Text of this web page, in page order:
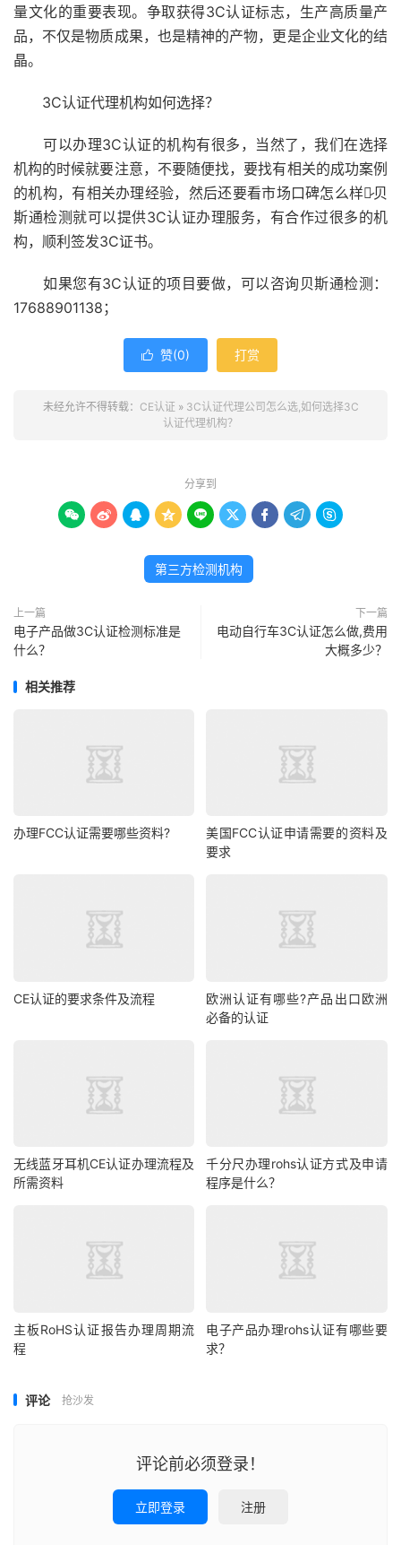
量文化的重要表现。争取获得3C认证标志，生产高质量产
品，不仅是物质成果，也是精神的产物，更是企业文化的结
晶。
3C认证代理机构如何选择？
可以办理3C认证的机构有很多，当然了，我们在选择
机构的时候就要注意，不要随便找，要找有相关的成功案例
的机构，有相关办理经验，然后还要看市场口碑怎么样，̷贝
斯通检测就可以提供3C认证办理服务，有合作过很多的机
构，顺利签发3C证书。
如果您有3C认证的项目要做，可以咨询贝斯通检测：
17688901138；
 赞(0) 打赏
未经允许不得转载： CE认证 » 3C认证代理公司怎么选,如何选择3C
认证代理机构？
分享到
        
第三方检测机构
上一篇
电子产品做3C认证检测标准是
什么？
下一篇
电动自行车3C认证怎么做,费用
大概多少？
相关推荐
办理FCC认证需要哪些资料?
美国FCC认证申请需要的资料及
要求
CE认证的要求条件及流程
欧洲认证有哪些?产品出口欧洲
必备的认证
无线蓝牙耳机CE认证办理流程及
所需资料
千分尺办理rohs认证方式及申请
程序是什么？
主板RoHS认证报告办理周期流
程
电子产品办理rohs认证有哪些要
求？
评论 抢沙发
评论前必须登录！
立即登录 注册